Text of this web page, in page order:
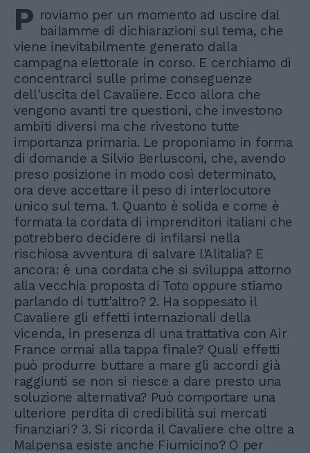
P roviamo per un momento ad uscire dal
bailamme di dichiarazioni sul tema, che
viene inevitabilmente generato dalla
campagna elettorale in corso. E cerchiamo di
concentrarci sulle prime conseguenze
dell'uscita del Cavaliere. Ecco allora che
vengono avanti tre questioni, che investono
ambiti diversi ma che rivestono tutte
importanza primaria. Le proponiamo in forma
di domande a Silvio Berlusconi, che, avendo
preso posizione in modo così determinato,
ora deve accettare il peso di interlocutore
unico sul tema. 1. Quanto è solida e come è
formata la cordata di imprenditori italiani che
potrebbero decidere di infilarsi nella
rischiosa avventura di salvare l'Alitalia? E
ancora: è una cordata che si sviluppa attorno
alla vecchia proposta di Toto oppure stiamo
parlando di tutt'altro? 2. Ha soppesato il
Cavaliere gli effetti internazionali della
vicenda, in presenza di una trattativa con Air
France ormai alla tappa finale? Quali effetti
può produrre buttare a mare gli accordi già
raggiunti se non si riesce a dare presto una
soluzione alternativa? Può comportare una
ulteriore perdita di credibilità sui mercati
finanziari? 3. Si ricorda il Cavaliere che oltre a
Malpensa esiste anche Fiumicino? O per